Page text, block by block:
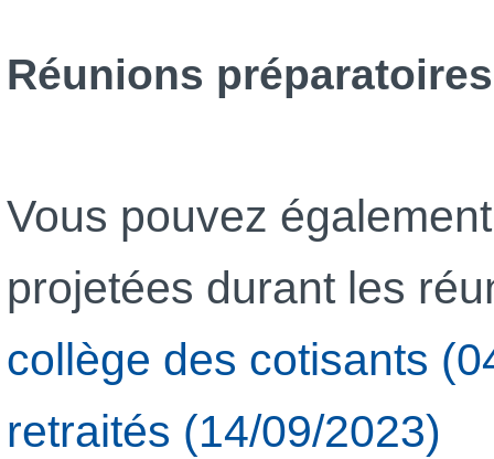
Réunions
Vous pouvez
projetées durant les
collège des cotisants
retraités (14/09/2023)